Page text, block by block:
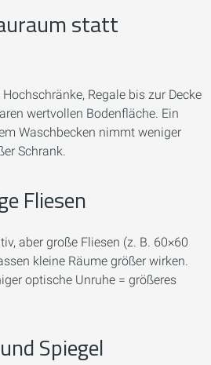
statt
Regale bis zur Decke
wertvollen Bodenfläche. Ein
Waschbecken nimmt weniger
Schrank.
Fliesen
aber große Fliesen (z. B. 60×60
kleine Räume größer wirken.
optische Unruhe = größeres
Spiegel